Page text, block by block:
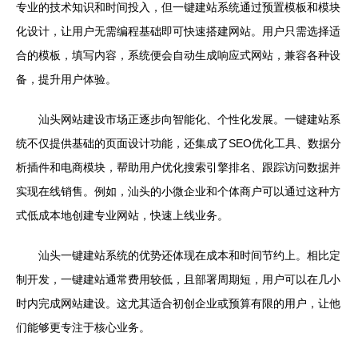
专业的技术知识和时间投入，但一键建站系统通过预置模板和模块
化设计，让用户无需编程基础即可快速搭建网站。用户只需选择适
合的模板，填写内容，系统便会自动生成响应式网站，兼容各种设
备，提升用户体验。
汕头网站建设市场正逐步向智能化、个性化发展。一键建站系
统不仅提供基础的页面设计功能，还集成了SEO优化工具、数据分
析插件和电商模块，帮助用户优化搜索引擎排名、跟踪访问数据并
实现在线销售。例如，汕头的小微企业和个体商户可以通过这种方
式低成本地创建专业网站，快速上线业务。
汕头一键建站系统的优势还体现在成本和时间节约上。相比定
制开发，一键建站通常费用较低，且部署周期短，用户可以在几小
时内完成网站建设。这尤其适合初创企业或预算有限的用户，让他
们能够更专注于核心业务。